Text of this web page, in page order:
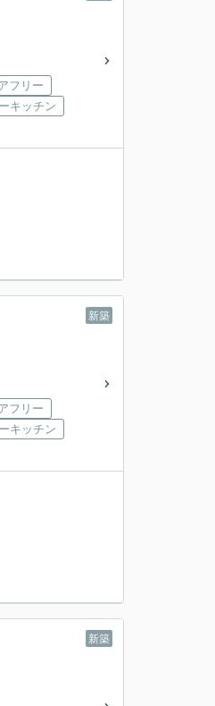
フリー
キッチン
新築
フリー
キッチン
新築